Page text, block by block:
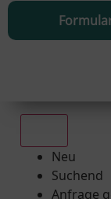
Neu
Suchend
Anfrage